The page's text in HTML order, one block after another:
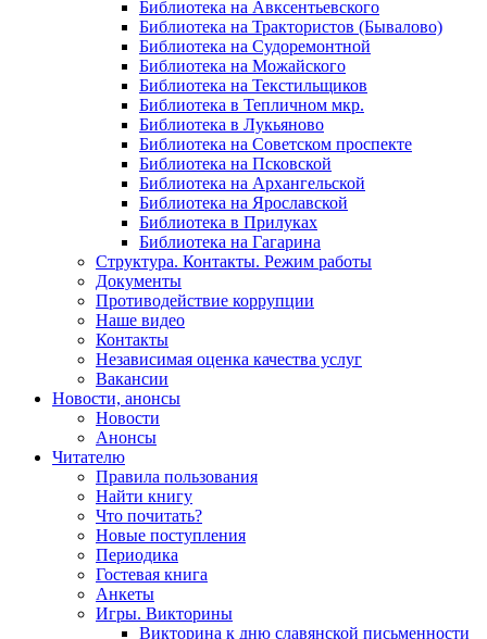
Библиотека на Авксентьевского
Библиотека на Трактористов (Бывалово)
Библиотека на Судоремонтной
Библиотека на Можайского
Библиотека на Текстильщиков
Библиотека в Тепличном мкр.
Библиотека в Лукьяново
Библиотека на Советском проспекте
Библиотека на Псковской
Библиотека на Архангельской
Библиотека на Ярославской
Библиотека в Прилуках
Библиотека на Гагарина
Структура. Контакты. Режим работы
Документы
Противодействие коррупции
Наше видео
Контакты
Независимая оценка качества услуг
Вакансии
Новости, анонсы
Новости
Анонсы
Читателю
Правила пользования
Найти книгу
Что почитать?
Новые поступления
Периодика
Гостевая книга
Анкеты
Игры. Викторины
Викторина к дню славянской письменности